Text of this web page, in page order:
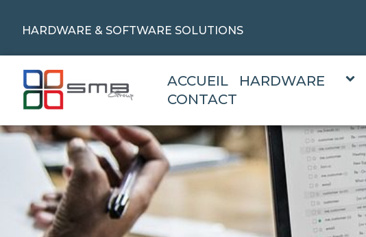
HARDWARE & SOFTWARE SOLUTIONS
ACCUEIL HARDWARE
CONTACT